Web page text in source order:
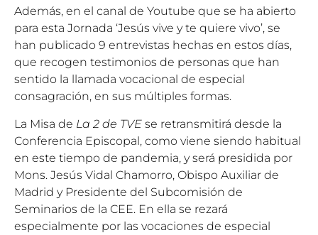
Además, en el canal de Youtube que se ha abierto
para esta Jornada ‘Jesús vive y te quiere vivo’, se
han publicado 9 entrevistas hechas en estos días,
que recogen testimonios de personas que han
sentido la llamada vocacional de especial
consagración, en sus múltiples formas.
La Misa de La 2 de TVE se retransmitirá desde la
Conferencia Episcopal, como viene siendo habitual
en este tiempo de pandemia, y será presidida por
Mons. Jesús Vidal Chamorro, Obispo Auxiliar de
Madrid y Presidente del Subcomisión de
Seminarios de la CEE. En ella se rezará
especialmente por las vocaciones de especial